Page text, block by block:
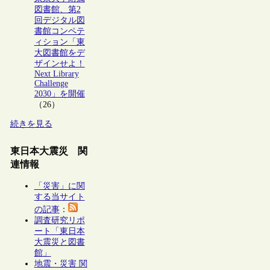
図書館、第2
回デジタル図
書館コンペテ
ィション「東
大図書館をデ
ザインせよ！
Next Library
Challenge
2030」を開催
（26）
続きを見る
東日本大震災 関
連情報
「災害」に関
する当サイト
の記事：
調査研究リポ
ート「東日本
大震災と図書
館」
地震・災害 関